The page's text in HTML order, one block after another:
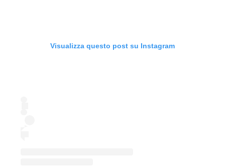
Visualizza questo post su Instagram